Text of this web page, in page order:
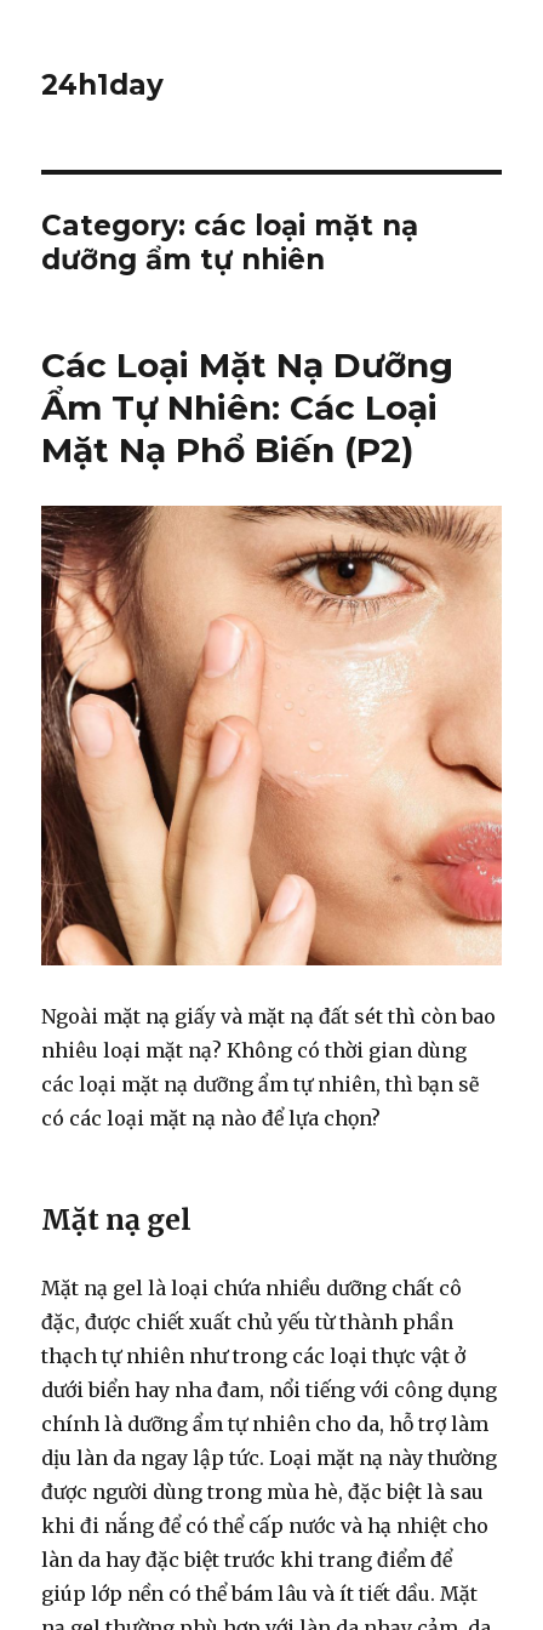
24h1day
Category: các loại mặt nạ
dưỡng ẩm tự nhiên
Các Loại Mặt Nạ Dưỡng
Ẩm Tự Nhiên: Các Loại
Mặt Nạ Phổ Biến (P2)
Ngoài mặt nạ giấy và mặt nạ đất sét thì còn bao
nhiêu loại mặt nạ? Không có thời gian dùng
các loại mặt nạ dưỡng ẩm tự nhiên, thì bạn sẽ
có các loại mặt nạ nào để lựa chọn?
Mặt nạ gel
Mặt nạ gel là loại chứa nhiều dưỡng chất cô
đặc, được chiết xuất chủ yếu từ thành phần
thạch tự nhiên như trong các loại thực vật ở
dưới biển hay nha đam, nổi tiếng với công dụng
chính là dưỡng ẩm tự nhiên cho da, hỗ trợ làm
dịu làn da ngay lập tức. Loại mặt nạ này thường
được người dùng trong mùa hè, đặc biệt là sau
khi đi nắng để có thể cấp nước và hạ nhiệt cho
làn da hay đặc biệt trước khi trang điểm để
giúp lớp nền có thể bám lâu và ít tiết dầu. Mặt